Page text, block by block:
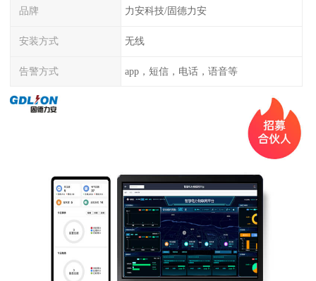
品牌 力安科技/固德力安
安装方式 无线
告警方式 app，短信，电话，语音等